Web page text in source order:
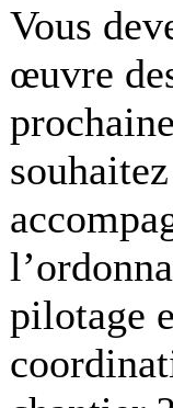
Vous
œuvre
pilotage